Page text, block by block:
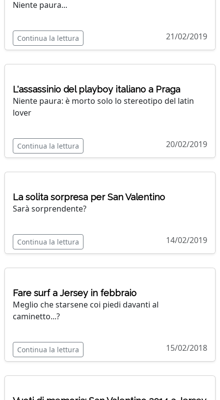
Niente paura...
Continua la lettura 21/02/2019
L'assassinio del playboy italiano a Praga
Niente paura: è morto solo lo stereotipo del latin
lover
Continua la lettura 20/02/2019
La solita sorpresa per San Valentino
Sarà sorprendente?
Continua la lettura 14/02/2019
Fare surf a Jersey in febbraio
Meglio che starsene coi piedi davanti al
caminetto...?
Continua la lettura 15/02/2018